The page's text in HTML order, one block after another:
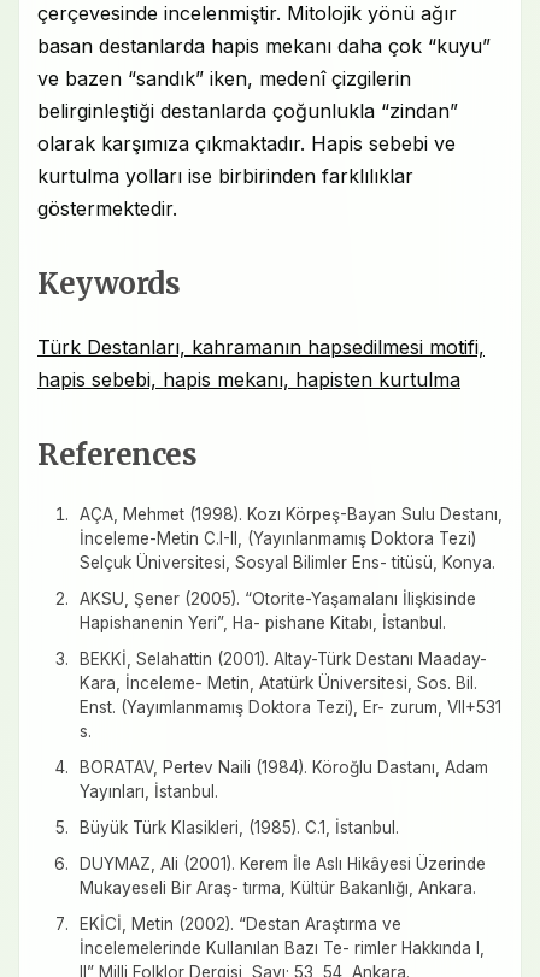
çerçevesinde incelenmiştir. Mitolojik yönü ağır
basan destanlarda hapis mekanı daha çok “kuyu”
ve bazen “sandık” iken, medenî çizgilerin
belirginleştiği destanlarda çoğunlukla “zindan”
olarak karşımıza çıkmaktadır. Hapis sebebi ve
kurtulma yolları ise birbirinden farklılıklar
göstermektedir.
Keywords
Türk Destanları, kahramanın hapsedilmesi motifi,
hapis sebebi, hapis mekanı, hapisten kurtulma
References
AÇA, Mehmet (1998). Kozı Körpeş-Bayan Sulu Destanı,
İnceleme-Metin C.I-II, (Yayınlanmamış Doktora Tezi)
Selçuk Üniversitesi, Sosyal Bilimler Ens- titüsü, Konya.
AKSU, Şener (2005). “Otorite-Yaşamalanı İlişkisinde
Hapishanenin Yeri”, Ha- pishane Kitabı, İstanbul.
BEKKİ, Selahattin (2001). Altay-Türk Destanı Maaday-
Kara, İnceleme- Metin, Atatürk Üniversitesi, Sos. Bil.
Enst. (Yayımlanmamış Doktora Tezi), Er- zurum, VII+531
s.
BORATAV, Pertev Naili (1984). Köroğlu Dastanı, Adam
Yayınları, İstanbul.
Büyük Türk Klasikleri, (1985). C.1, İstanbul.
DUYMAZ, Ali (2001). Kerem İle Aslı Hikâyesi Üzerinde
Mukayeseli Bir Araş- tırma, Kültür Bakanlığı, Ankara.
EKİCİ, Metin (2002). “Destan Araştırma ve
İncelemelerinde Kullanılan Bazı Te- rimler Hakkında I,
II” Milli Folklor Dergisi, Sayı; 53, 54, Ankara.